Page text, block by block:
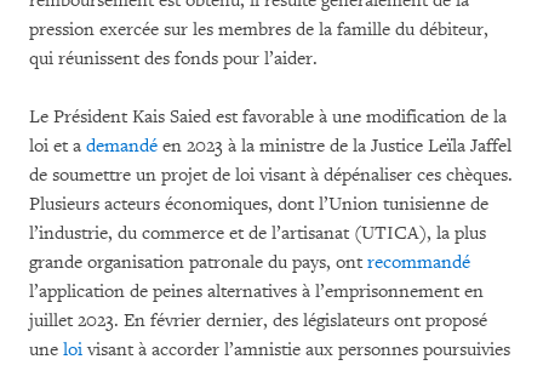
pression exercée sur les membres de la famille du débiteur,
qui réunissent des fonds pour l’aider.
Le Président Kais Saied est favorable à une modification de la
loi et a demandé en 2023 à la ministre de la Justice Leïla Jaffel
de soumettre un projet de loi visant à dépénaliser ces chèques.
Plusieurs acteurs économiques, dont l’Union tunisienne de
l’industrie, du commerce et de l’artisanat (UTICA), la plus
grande organisation patronale du pays, ont recommandé
l’application de peines alternatives à l’emprisonnement en
juillet 2023. En février dernier, des législateurs ont proposé
une loivisant à accorder l’amnistie aux personnes poursuivies